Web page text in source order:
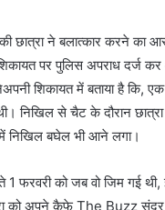
ने बलात्कार करने का
पर पुलिस अपराध दर्ज
शिकायत में बताया है कि,
निखिल से चैट के दौरान
निखिल बघेल भी आने लगा।
1 फरवरी को जब वो जिम गई
को अपने कैफे The Buzz